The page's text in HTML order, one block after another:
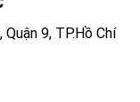
9, TP.Hồ Chí